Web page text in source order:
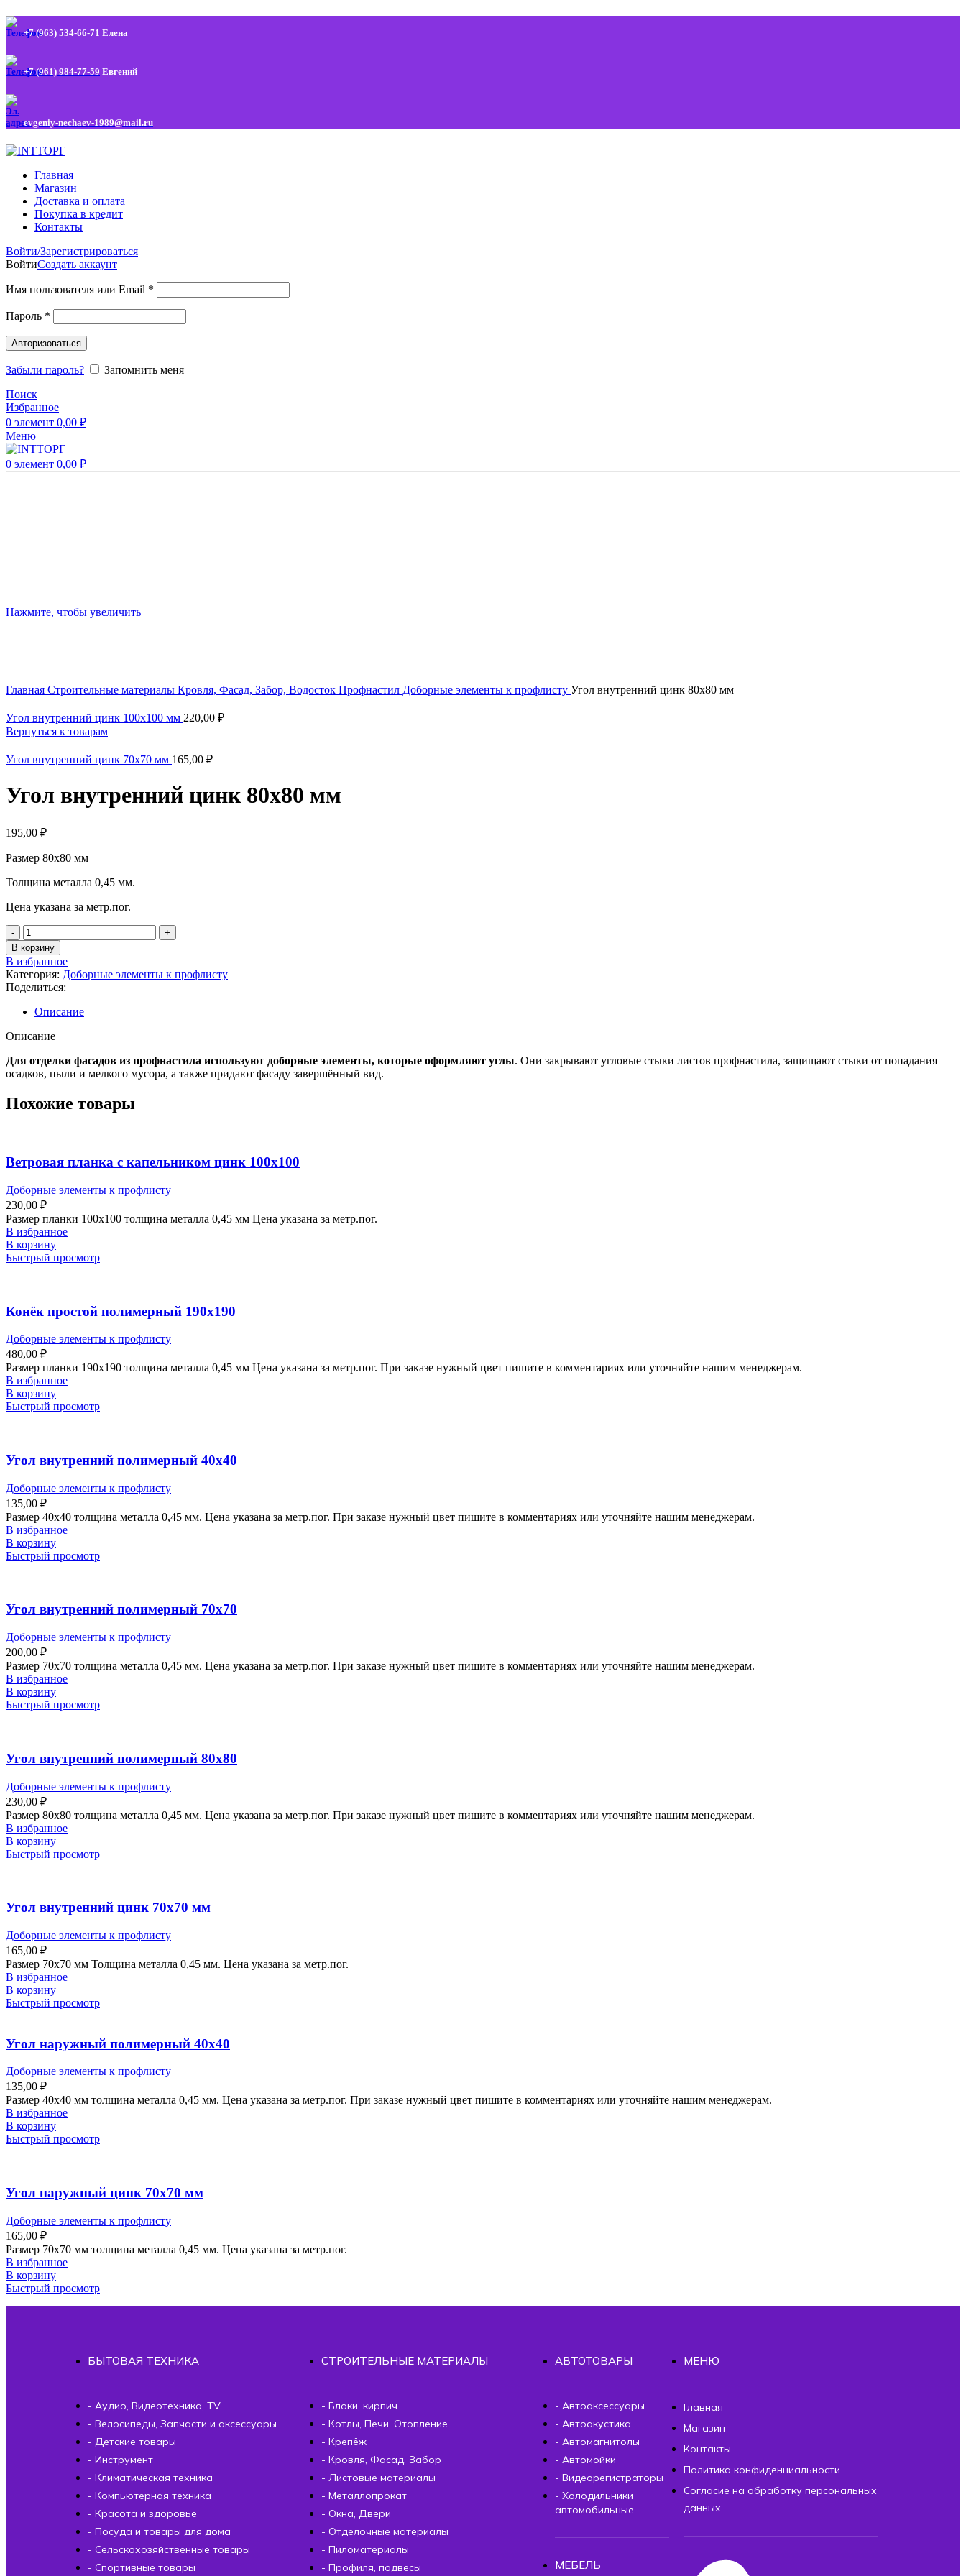
+7 (963) 534-66-71 Елена
+7 (961) 984-77-59 Евгений
evgeniy-nechaev-1989@mail.ru
Главная
Магазин
Доставка и оплата
Покупка в кредит
Контакты
Войти/Зарегистрироваться
ВойтиСоздать аккаунт
Имя пользователя или Email *
Пароль *
Авторизоваться
Забыли пароль?
Запомнить меня
Поиск
Избранное
0 элемент 0,00 ₽
Меню
0 элемент 0,00 ₽
Нажмите, чтобы увеличить
Главная Строительные материалы Кровля, Фасад, Забор, Водосток Профнастил Доборные элементы к профлисту Угол внутренний цинк 80х80 мм
Угол внутренний цинк 100х100 мм 220,00 ₽
Вернуться к товарам
Угол внутренний цинк 70х70 мм 165,00 ₽
Угол внутренний цинк 80х80 мм
195,00 ₽
Размер 80х80 мм
Толщина металла 0,45 мм.
Цена указана за метр.пог.
В корзину
В избранное
Категория: Доборные элементы к профлисту
Поделиться:
Описание
Описание
Для отделки фасадов из профнастила используют доборные элементы, которые оформляют углы. Они закрывают угловые стыки листов профнастила, защищают стыки от попадания
осадков, пыли и мелкого мусора, а также придают фасаду завершённый вид.
Похожие товары
Ветровая планка с капельником цинк 100х100
Доборные элементы к профлисту
230,00 ₽
Размер планки 100х100 толщина металла 0,45 мм Цена указана за метр.пог.
В избранное
В корзину
Быстрый просмотр
Конёк простой полимерный 190х190
Доборные элементы к профлисту
480,00 ₽
Размер планки 190х190 толщина металла 0,45 мм Цена указана за метр.пог. При заказе нужный цвет пишите в комментариях или уточняйте нашим менеджерам.
В избранное
В корзину
Быстрый просмотр
Угол внутренний полимерный 40х40
Доборные элементы к профлисту
135,00 ₽
Размер 40х40 толщина металла 0,45 мм. Цена указана за метр.пог. При заказе нужный цвет пишите в комментариях или уточняйте нашим менеджерам.
В избранное
В корзину
Быстрый просмотр
Угол внутренний полимерный 70х70
Доборные элементы к профлисту
200,00 ₽
Размер 70х70 толщина металла 0,45 мм. Цена указана за метр.пог. При заказе нужный цвет пишите в комментариях или уточняйте нашим менеджерам.
В избранное
В корзину
Быстрый просмотр
Угол внутренний полимерный 80х80
Доборные элементы к профлисту
230,00 ₽
Размер 80х80 толщина металла 0,45 мм. Цена указана за метр.пог. При заказе нужный цвет пишите в комментариях или уточняйте нашим менеджерам.
В избранное
В корзину
Быстрый просмотр
Угол внутренний цинк 70х70 мм
Доборные элементы к профлисту
165,00 ₽
Размер 70х70 мм Толщина металла 0,45 мм. Цена указана за метр.пог.
В избранное
В корзину
Быстрый просмотр
Угол наружный полимерный 40х40
Доборные элементы к профлисту
135,00 ₽
Размер 40х40 мм толщина металла 0,45 мм. Цена указана за метр.пог. При заказе нужный цвет пишите в комментариях или уточняйте нашим менеджерам.
В избранное
В корзину
Быстрый просмотр
Угол наружный цинк 70х70 мм
Доборные элементы к профлисту
165,00 ₽
Размер 70х70 мм толщина металла 0,45 мм. Цена указана за метр.пог.
В избранное
В корзину
Быстрый просмотр
БЫТОВАЯ ТЕХНИКА
- Аудио, Видеотехника, TV
- Велосипеды, Запчасти и аксессуары
- Детские товары
- Инструмент
- Климатическая техника
- Компьютерная техника
- Красота и здоровье
- Посуда и товары для дома
- Сельскохозяйственные товары
- Спортивные товары
СТРОИТЕЛЬНЫЕ МАТЕРИАЛЫ
- Блоки, кирпич
- Котлы, Печи, Отопление
- Крепёж
- Кровля, Фасад, Забор
- Листовые материалы
- Металлопрокат
- Окна, Двери
- Отделочные материалы
- Пиломатериалы
- Профиля, подвесы
АВТОТОВАРЫ
- Автоаксессуары
- Автоакустика
- Автомагнитолы
- Автомойки
- Видеорегистраторы
- Холодильники
автомобильные
МЕБЕЛЬ
МЕНЮ
Главная
Магазин
Контакты
Политика конфиденциальности
Согласие на обработку персональных
данных